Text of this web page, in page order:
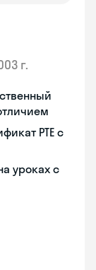
г.
PTE с
уроках с